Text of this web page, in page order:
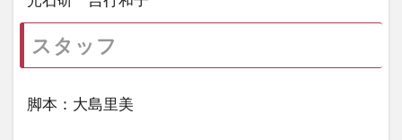
スタッフ
脚本：大島里美